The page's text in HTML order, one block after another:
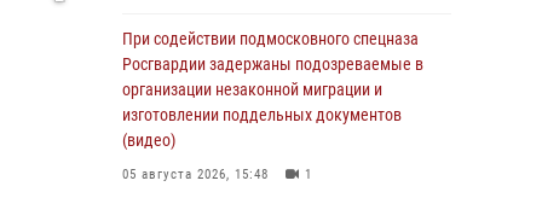
При содействии подмосковного спецназа
Росгвардии задержаны подозреваемые в
организации незаконной миграции и
изготовлении поддельных документов
(видео)
05 августа 2026, 15:48 1